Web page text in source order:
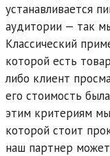
устанавливается
аудитории — так
Классический
которой есть
либо клиент
его стоимость
этим критериям
которой стоит
наш партнер может